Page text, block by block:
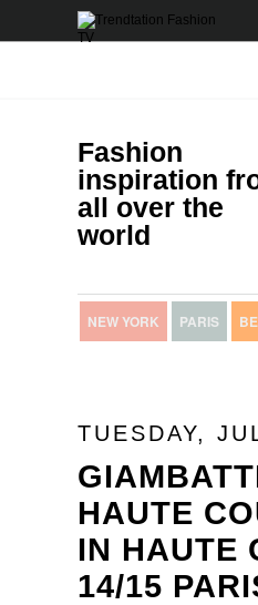
Fashion
inspiration
all over the
world
NEW YORK PARIS
TUESDAY,
HAUTE
IN HAUTE
14/15